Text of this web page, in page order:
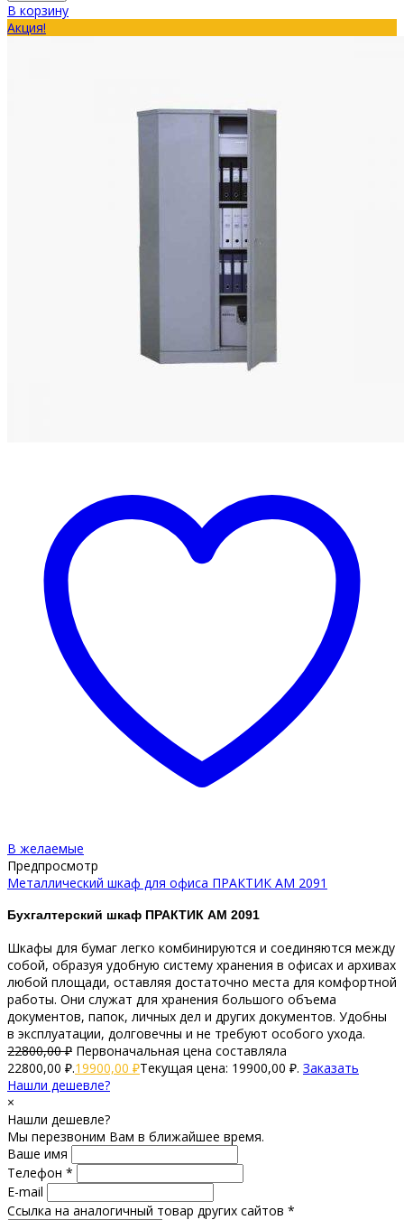
В корзину
Акция!
В желаемые
Предпросмотр
Металлический шкаф для офиса ПРАКТИК AM 2091
Бухгалтерский шкаф ПРАКТИК AM 2091
Шкафы для бумаг легко комбинируются и соединяются между
собой, образуя удобную систему хранения в офисах и архивах
любой площади, оставляя достаточно места для комфортной
работы. Они служат для хранения большого объема
документов, папок, личных дел и других документов. Удобны
в эксплуатации, долговечны и не требуют особого ухода.
22800,00₽ Первоначальная цена составляла
22800,00 ₽.19900,00 ₽Текущая цена: 19900,00 ₽. Заказать
Нашли дешевле?
×
Нашли дешевле?
Мы перезвоним Вам в ближайшее время.
Ваше имя
Телефон *
E-mail
Ссылка на аналогичный товар других сайтов *